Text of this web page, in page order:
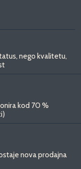
nego kvalitetu,
kod 70 %
nova prodajna